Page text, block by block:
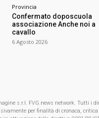
Provincia
Confermato doposcuola
associazione Anche noi a
cavallo
6 Agosto 2026
s.r.l. FVG.news network. Tutti i
per finalità di cronaca,